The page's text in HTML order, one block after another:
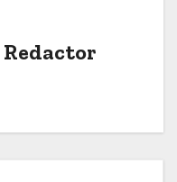
Redactor